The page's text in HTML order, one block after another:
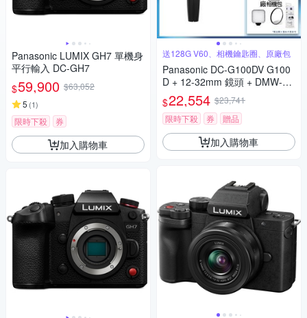
Panasonic LUMIX GH7 單機身
平行輸入 DC-GH7
$59,900 $63,052
5 (1)
限時下殺 券
加入購物車
送128G V60、相機鑰匙圈、原廠包
Panasonic DC-G100DV G100
D + 12-32mm 鏡頭 + DMW-SH
GR2 三腳架握把組 公司貨
$22,554 $23,741
限時下殺
券 贈品
加入購物車